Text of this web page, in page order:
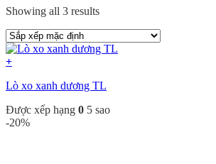
Showing all 3 results
+
Lò xo xanh dương TL
Được xếp hạng 0 5 sao
-20%